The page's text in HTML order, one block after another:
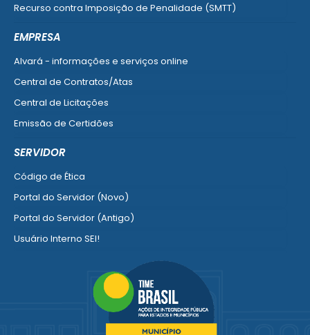
Recurso contra Imposição de Penalidade (SMTT)
EMPRESA
Alvará - informações e serviços online
Central de Contratos/Atas
Central de Licitações
Emissão de Certidões
SERVIDOR
Código de Ética
Portal do Servidor (Novo)
Portal do Servidor (Antigo)
Usuário Interno SEI!
Portal do Segurado
Manual de Gestão Patrimonial